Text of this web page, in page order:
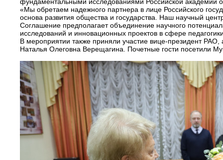
«Мы обретаем надежного партнера в лице Российского
основа развития общества и государства. Наш научный
Соглашение предполагает объединение научного
исследований и инновационных проектов в сфере
В мероприятии также приняли участие вице-президент
Наталья Олеговна Верещагина. Почетные гости посетили